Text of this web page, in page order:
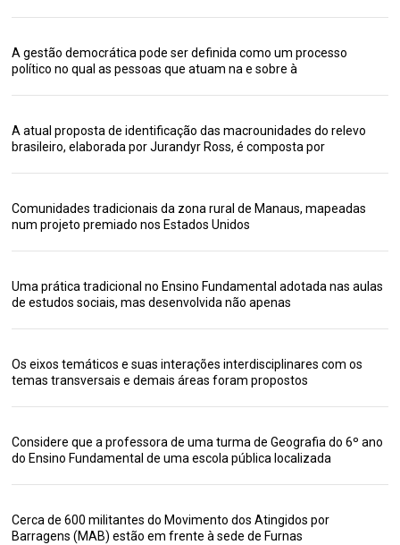
A gestão democrática pode ser definida como um processo
político no qual as pessoas que atuam na e sobre à
A atual proposta de identificação das macrounidades do relevo
brasileiro, elaborada por Jurandyr Ross, é composta por
Comunidades tradicionais da zona rural de Manaus, mapeadas
num projeto premiado nos Estados Unidos
Uma prática tradicional no Ensino Fundamental adotada nas aulas
de estudos sociais, mas desenvolvida não apenas
Os eixos temáticos e suas interações interdisciplinares com os
temas transversais e demais áreas foram propostos
Considere que a professora de uma turma de Geografia do 6º ano
do Ensino Fundamental de uma escola pública localizada
Cerca de 600 militantes do Movimento dos Atingidos por
Barragens (MAB) estão em frente à sede de Furnas